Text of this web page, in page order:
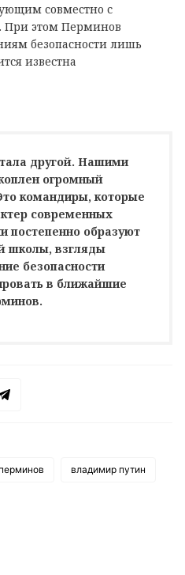
совместно с
этом Перминов
безопасности лишь
известна
другой. Нашими
огромный
командиры, которые
современных
постепенно образуют
школы, взгляды
безопасности
в ближайшие
владимир путин